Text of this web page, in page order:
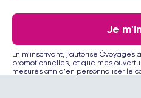
Les
Je
En m’inscrivant, j’autorise Ôvoyages
promotionnelles, et que mes
mesurés afin d'en personnaliser le